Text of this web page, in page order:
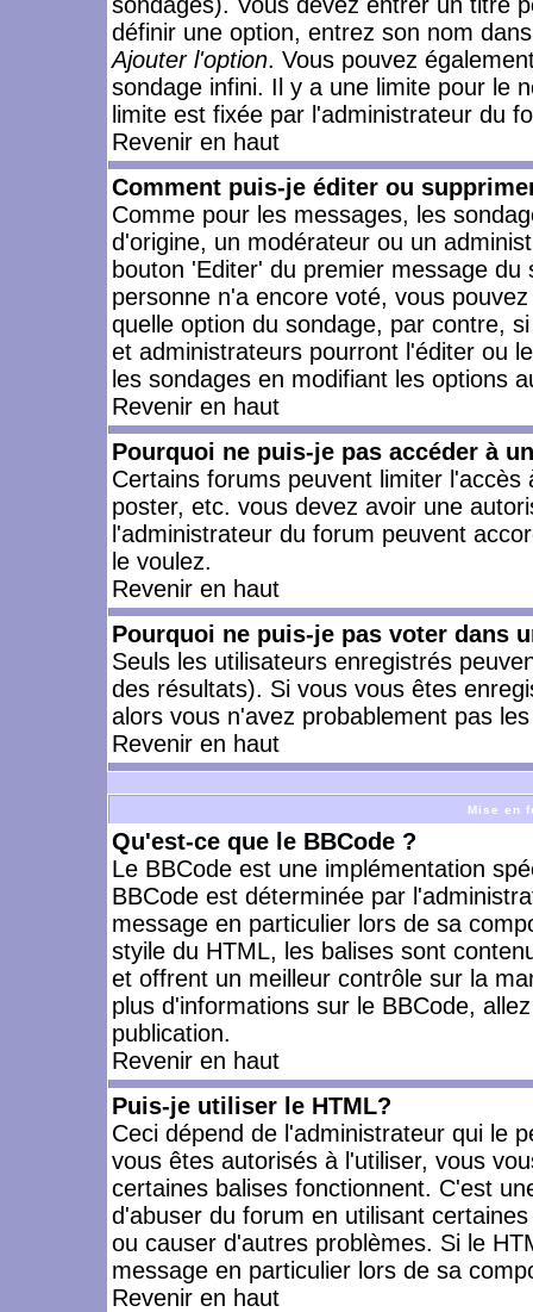
définir une option, entrez son nom
Ajouter l'option. Vous pouvez
sondage infini. Il y a une limite pour le
limite est fixée par l'administrateur du
Revenir en haut
Comment puis-je éditer ou
Comme pour les messages, les
d'origine, un modérateur ou un
bouton 'Editer' du premier message
personne n'a encore voté, vous
quelle option du sondage, par contre,
et administrateurs pourront l'éditer ou
les sondages en modifiant les options
Revenir en haut
Pourquoi ne puis-je pas accéder à
Certains forums peuvent limiter
poster, etc. vous devez avoir une
l'administrateur du forum peuvent
le voulez.
Revenir en haut
Pourquoi ne puis-je pas voter dans
Seuls les utilisateurs enregistrés
des résultats). Si vous vous êtes
alors vous n'avez probablement pas
Revenir en haut
Mise en
Qu'est-ce que le BBCode ?
Le BBCode est une implémentation
BBCode est déterminée par
message en particulier lors de sa
styile du HTML, les balises sont
et offrent un meilleur contrôle sur la
plus d'informations sur le BBCode,
publication.
Revenir en haut
Puis-je utiliser le HTML?
Ceci dépend de l'administrateur qui le
vous êtes autorisés à l'utiliser, vous
certaines balises fonctionnent. C'est
d'abuser du forum en utilisant
ou causer d'autres problèmes. Si le
message en particulier lors de sa
Revenir en haut